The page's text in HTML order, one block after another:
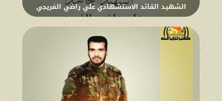
الشهيد القائد الاستشهادي علي راضي الفريجي